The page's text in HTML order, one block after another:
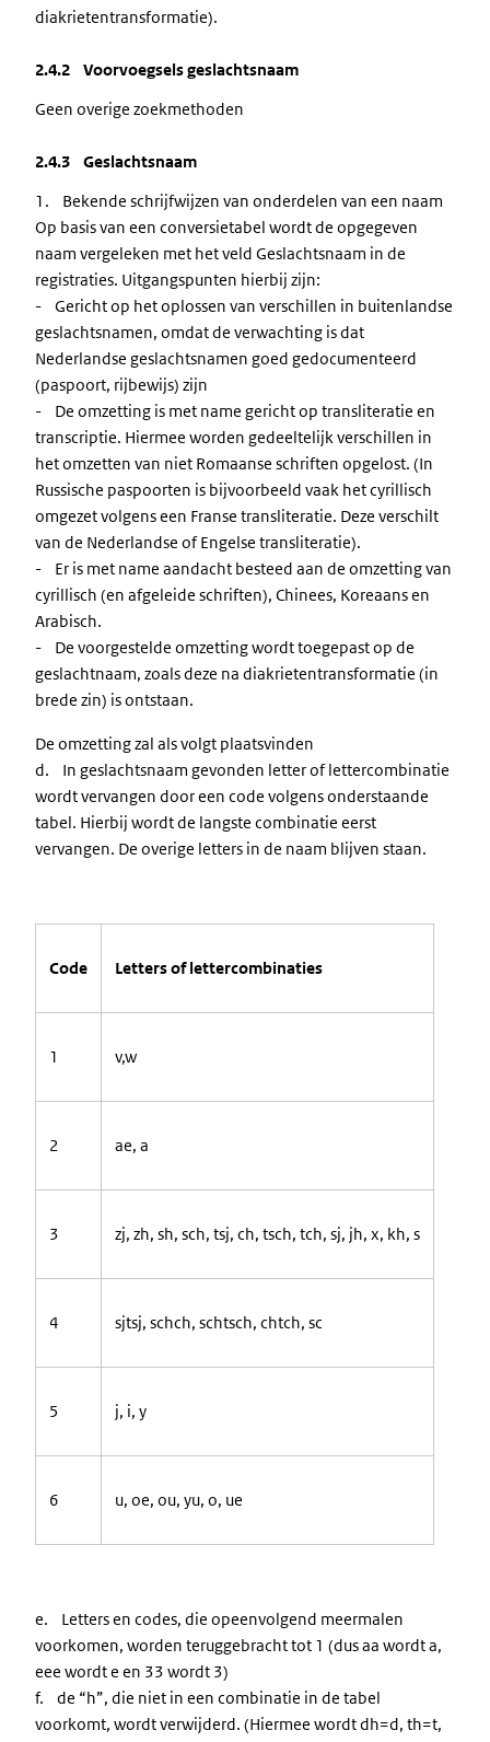
diakrietentransformatie).
2.4.2 Voorvoegsels geslachtsnaam
Geen overige zoekmethoden
2.4.3 Geslachtsnaam
1. Bekende schrijfwijzen van onderdelen van een naam
Op basis van een conversietabel wordt de opgegeven
naam vergeleken met het veld Geslachtsnaam in de
registraties. Uitgangspunten hierbij zijn:
- Gericht op het oplossen van verschillen in buitenlandse
geslachtsnamen, omdat de verwachting is dat
Nederlandse geslachtsnamen goed gedocumenteerd
(paspoort, rijbewijs) zijn
- De omzetting is met name gericht op transliteratie en
transcriptie. Hiermee worden gedeeltelijk verschillen in
het omzetten van niet Romaanse schriften opgelost. (In
Russische paspoorten is bijvoorbeeld vaak het cyrillisch
omgezet volgens een Franse transliteratie. Deze verschilt
van de Nederlandse of Engelse transliteratie).
- Er is met name aandacht besteed aan de omzetting van
cyrillisch (en afgeleide schriften), Chinees, Koreaans en
Arabisch.
- De voorgestelde omzetting wordt toegepast op de
geslachtnaam, zoals deze na diakrietentransformatie (in
brede zin) is ontstaan.
De omzetting zal als volgt plaatsvinden
d. In geslachtsnaam gevonden letter of lettercombinatie
wordt vervangen door een code volgens onderstaande
tabel. Hierbij wordt de langste combinatie eerst
vervangen. De overige letters in de naam blijven staan.
Code Lettersof lettercombinaties
1 v,w
2 ae, a
3 zj, zh, sh, sch, tsj, ch, tsch, tch, sj, jh, x, kh, s
4 sjtsj, schch, schtsch, chtch, sc
5 j, i, y
6 u, oe, ou, yu, o, ue
e. Letters en codes, die opeenvolgend meermalen
voorkomen, worden teruggebracht tot 1 (dus aa wordt a,
eee wordt e en 33 wordt 3)
f. de “h”, die niet in een combinatie in de tabel
voorkomt, wordt verwijderd. (Hiermee wordt dh=d, th=t,